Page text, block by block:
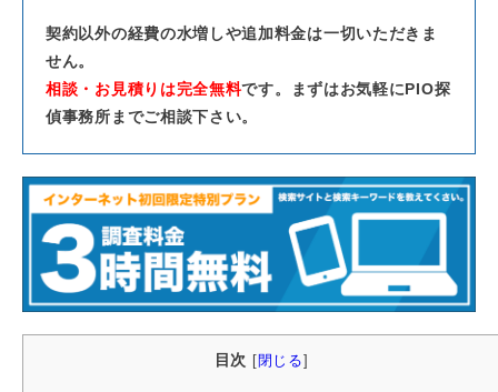
契約以外の経費の水増しや追加料金は一切いただきま
せん。
相談・お見積りは完全無料です。まずはお気軽にPIO探
偵事務所までご相談下さい。
目次 閉じる